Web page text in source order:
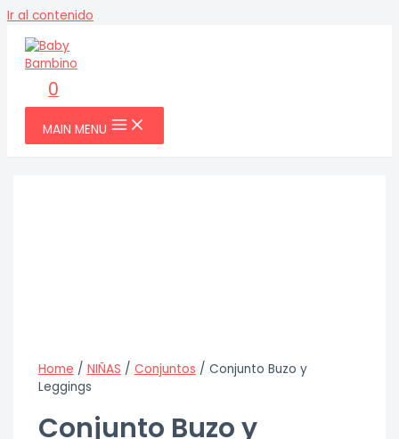
Ir al contenido
0
MAIN MENU
Home / NIÑAS / Conjuntos / Conjunto Buzo y
Leggings
Conjunto Buzo y